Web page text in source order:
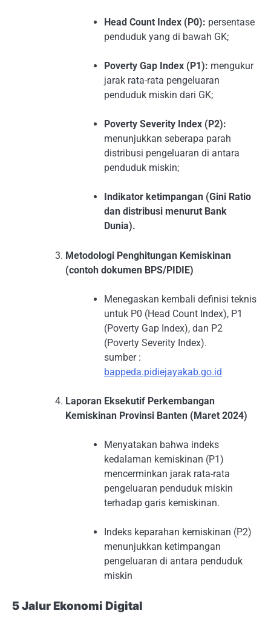
Head Count Index (P0): persentase
penduduk yang di bawah GK;
Poverty Gap Index (P1): mengukur
jarak rata-rata pengeluaran
penduduk miskin dari GK;
Poverty Severity Index (P2):
menunjukkan seberapa parah
distribusi pengeluaran di antara
penduduk miskin;
Indikator ketimpangan (Gini Ratio
dan distribusi menurut Bank
Dunia).
Metodologi Penghitungan Kemiskinan
(contoh dokumen BPS/PIDIE)
Menegaskan kembali definisi teknis
untuk P0 (Head Count Index), P1
(Poverty Gap Index), dan P2
(Poverty Severity Index).
sumber :
bappeda.pidiejayakab.go.id
Laporan Eksekutif Perkembangan
Kemiskinan Provinsi Banten (Maret 2024)
Menyatakan bahwa indeks
kedalaman kemiskinan (P1)
mencerminkan jarak rata-rata
pengeluaran penduduk miskin
terhadap garis kemiskinan.
Indeks keparahan kemiskinan (P2)
menunjukkan ketimpangan
pengeluaran di antara penduduk
miskin
5 Jalur Ekonomi Digital